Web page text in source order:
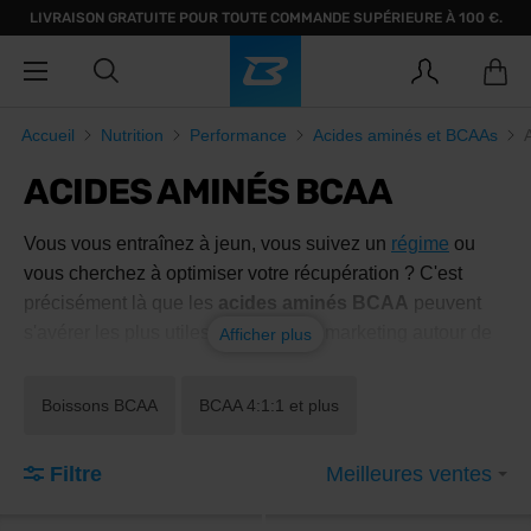
LIVRAISON GRATUITE POUR TOUTE COMMANDE SUPÉRIEURE À 100 €.
Accueil Nutrition Performance Acides aminés et BCAAs
ACIDES AMINÉS BCAA
Vous vous entraînez à jeun, vous suivez un régime ou
vous cherchez à optimiser votre récupération ? C'est
précisément là que les
acides aminés BCAA
peuvent
s'avérer les plus utiles. Toutefois, le marketing autour de
réellement capables de faire, comment les doser
protéinede qualité.
Afficher plus
Boissons BCAA BCAA 4:1:1 et plus
Filtre Meilleures ventes